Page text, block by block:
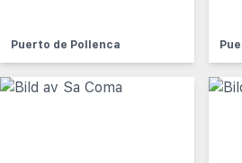
Puerto de Pollenca